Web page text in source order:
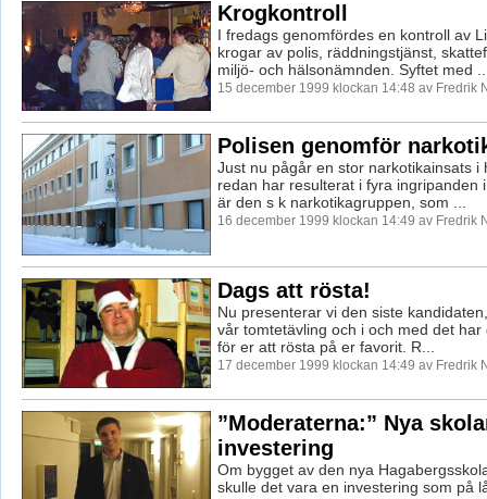
Krogkontroll
I fredags genomfördes en kontroll av
krogar av polis, räddningstjänst,
miljö- och hälsonämnden. Syftet med
15 december 1999 klockan 14:48 av Fredrik
Polisen genomför
Just nu pågår en stor narkotikainsats i
redan har resulterat i fyra ingripanden
är den s k narkotikagruppen, som ...
16 december 1999 klockan 14:49 av Fredrik
Dags att rösta!
Nu presenterar vi den siste
vår tomtetävling och i och med det har
för er att rösta på er favorit. R...
17 december 1999 klockan 14:49 av Fredrik
”Moderaterna:” Nya
investering
Om bygget av den nya
skulle det vara en investering som på